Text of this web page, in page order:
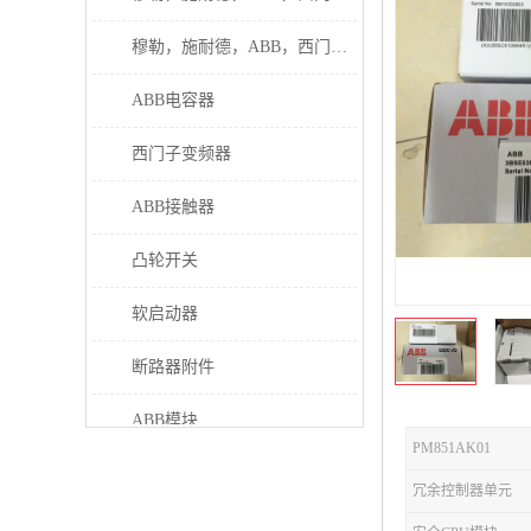
穆勒，施耐德，ABB，西门子接触器
ABB电容器
西门子变频器
ABB接触器
凸轮开关
软启动器
断路器附件
ABB模块
PM851AK01
冗余控制器单元